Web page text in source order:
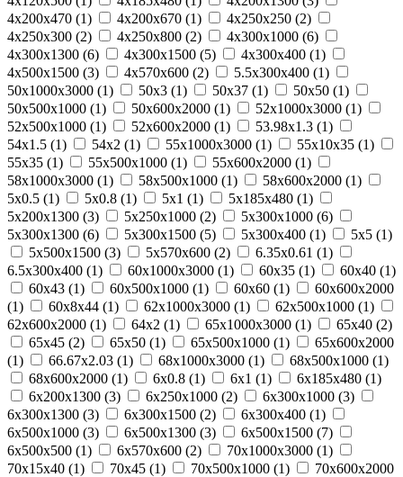
4х200х470 (1) 4х200х670 (1) 4х250х250 (2)
4х250х300 (2) 4х250х800 (2) 4х300х1000 (6)
4х300х1300 (6) 4х300х1500 (5) 4х300х400 (1)
4х500х1500 (3) 4х570х600 (2) 5.5х300х400 (1)
50х1000х3000 (1) 50х3 (1) 50х37 (1) 50х50 (1)
50х500х1000 (1) 50х600х2000 (1) 52х1000х3000 (1)
52х500х1000 (1) 52х600х2000 (1) 53.98х1.3 (1)
54х1.5 (1) 54х2 (1) 55х1000х3000 (1) 55х10х35 (1)
55х35 (1) 55х500х1000 (1) 55х600х2000 (1)
58х1000х3000 (1) 58х500х1000 (1) 58х600х2000 (1)
5х0.5 (1) 5х0.8 (1) 5х1 (1) 5х185х480 (1)
5х200х1300 (3) 5х250х1000 (2) 5х300х1000 (6)
5х300х1300 (6) 5х300х1500 (5) 5х300х400 (1) 5х5 (1)
5х500х1500 (3) 5х570х600 (2) 6.35х0.61 (1)
6.5х300х400 (1) 60х1000х3000 (1) 60х35 (1) 60х40 (1)
60х43 (1) 60х500х1000 (1) 60х60 (1)
60х600х2000
(1) 60х8х44 (1) 62х1000х3000 (1) 62х500х1000 (1)
62х600х2000 (1) 64х2 (1) 65х1000х3000 (1) 65х40 (2)
65х45 (2) 65х50 (1) 65х500х1000 (1)
65х600х2000
(1) 66.67х2.03 (1) 68х1000х3000 (1) 68х500х1000 (1)
68х600х2000 (1) 6х0.8 (1) 6х1 (1) 6х185х480 (1)
6х200х1300 (3) 6х250х1000 (2) 6х300х1000 (3)
6х300х1300 (3) 6х300х1500 (2) 6х300х400 (1)
6х500х1000 (3) 6х500х1300 (3) 6х500х1500 (7)
6х500х500 (1) 6х570х600 (2) 70х1000х3000 (1)
70х15х40 (1) 70х45 (1) 70х500х1000 (1)
70х600х2000